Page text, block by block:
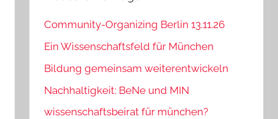
Community-Organizing Berlin 13.11.26
Ein Wissenschaftsfeld für München
Bildung gemeinsam weiterentwickeln
Nachhaltigkeit: BeNe und MIN
wissenschaftsbeirat für münchen?